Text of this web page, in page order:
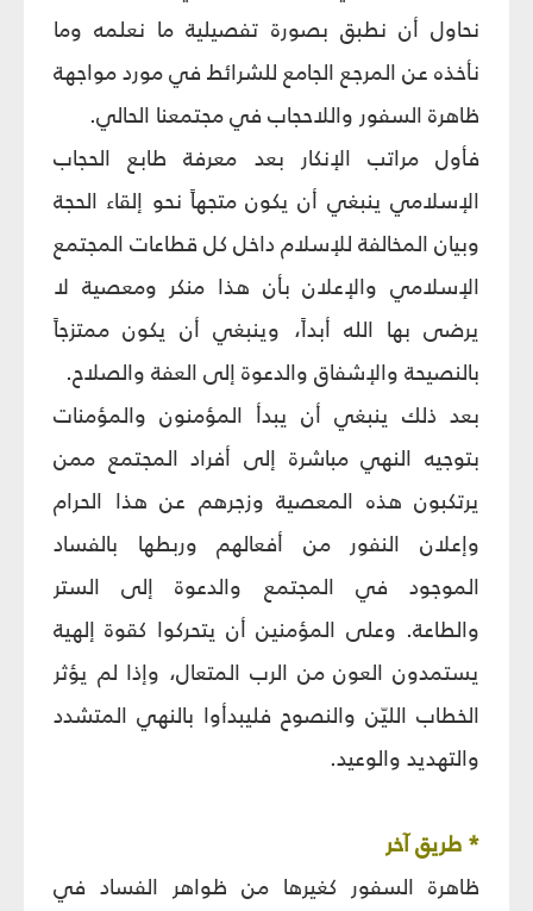
نحاول أن نطبق بصورة تفصيلية ما نعلمه وما
نأخذه عن المرجع الجامع للشرائط في مورد مواجهة
ظاهرة السفور واللاحجاب في مجتمعنا الحالي.
فأول مراتب الإنكار بعد معرفة طابع الحجاب
الإسلامي ينبغي أن يكون متجهاً نحو إلقاء الحجة
وبيان المخالفة للإسلام داخل كل قطاعات المجتمع
الإسلامي والإعلان بأن هذا منكر ومعصية لا
يرضى بها الله أبداً، وينبغي أن يكون ممتزجاً
بالنصيحة والإشفاق والدعوة إلى العفة والصلاح.
بعد ذلك ينبغي أن يبدأ المؤمنون والمؤمنات
بتوجيه النهي مباشرة إلى أفراد المجتمع ممن
يرتكبون هذه المعصية وزجرهم عن هذا الحرام
وإعلان النفور من أفعالهم وربطها بالفساد
الموجود في المجتمع والدعوة إلى الستر
والطاعة. وعلى المؤمنين أن يتحركوا كقوة إلهية
يستمدون العون من الرب المتعال، وإذا لم يؤثر
الخطاب الليّن والنصوح فليبدأوا بالنهي المتشدد
والتهديد والوعيد.
* طريق آخر
ظاهرة السفور كغيرها من ظواهر الفساد في